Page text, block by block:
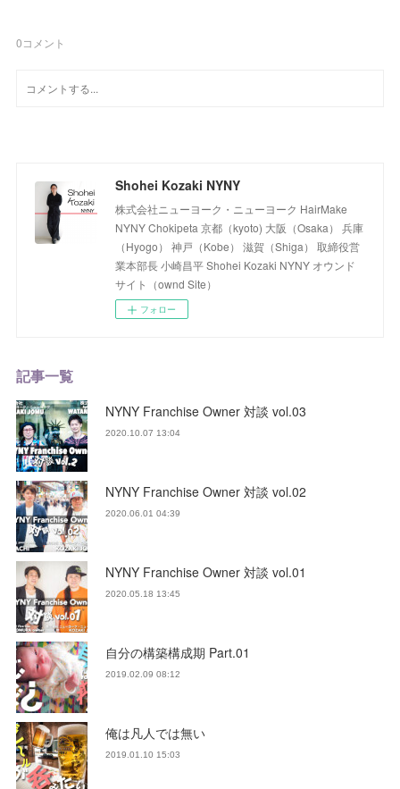
0コメント
Shohei Kozaki NYNY
株式会社ニューヨーク・ニューヨーク HairMake
NYNY Chokipeta 京都（kyoto) 大阪（Osaka） 兵庫
（Hyogo） 神戸（Kobe） 滋賀（Shiga） 取締役営
業本部長 小崎昌平 Shohei Kozaki NYNY オウンド
サイト（ownd Site）
フォロー
記事一覧
NYNY Franchise Owner 対談 vol.03
2020.10.07 13:04
NYNY Franchise Owner 対談 vol.02
2020.06.01 04:39
NYNY Franchise Owner 対談 vol.01
2020.05.18 13:45
自分の構築構成期 Part.01
2019.02.09 08:12
俺は凡人では無い
2019.01.10 15:03